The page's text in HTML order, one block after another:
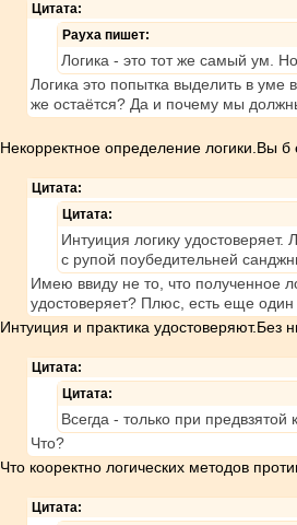
Цитата:
Рауха пишет:
Логика - это тот же самый ум.
Логика это попытка выделить в уме
же остаётся? Да и почему мы
Некорректное определение логики.Вы
Цитата:
Цитата:
Интуиция логику
с рупой поубедительней
Имею ввиду не то, что полученное
удостоверяет? Плюс, есть еще один
Интуиция и практика удостоверяют.Без
Цитата:
Цитата:
Всегда - только при предвзятой
Что?
Что кооректно логических методов
Цитата: